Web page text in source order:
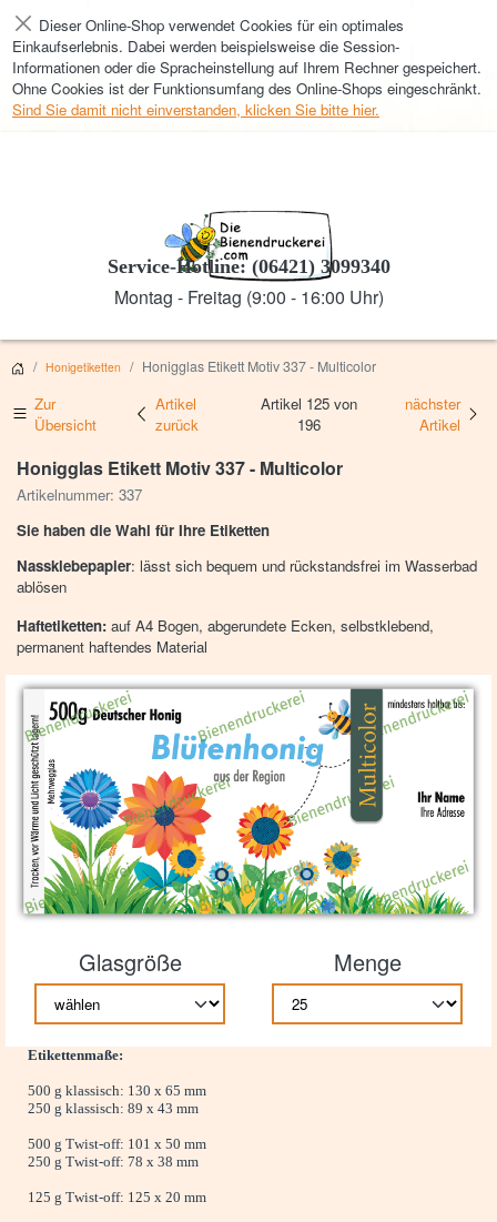
Schließen
Dieser Online-Shop verwendet Cookies für ein optimales
Einkaufserlebnis. Dabei werden beispielsweise die Session-
Informationen oder die Spracheinstellung auf Ihrem Rechner gespeichert.
Ohne Cookies ist der Funktionsumfang des Online-Shops eingeschränkt.
Sind Sie damit nicht einverstanden, klicken Sie bitte hier.
Service-Hotline: (06421) 3099340
Montag - Freitag (9:00 - 16:00 Uhr)
Honigetiketten Honigglas Etikett Motiv 337 - Multicolor
Zur
Übersicht
Artikel
zurück
Artikel 125 von
196
nächster
Artikel
Honigglas Etikett Motiv 337 - Multicolor
Artikelnummer: 337
Sie haben die Wahl für Ihre Etiketten
Nassklebepapier: lässt sich bequem und rückstandsfrei im Wasserbad
ablösen
Haftetiketten: auf A4 Bogen, abgerundete Ecken, selbstklebend,
permanent haftendes Material
Glasgröße Menge
Etikettenmaße:
500 g klassisch: 130 x 65 mm
250 g klassisch: 89 x 43 mm
500 g Twist-off: 101 x 50 mm
250 g Twist-off: 78 x 38 mm
125 g Twist-off: 125 x 20 mm